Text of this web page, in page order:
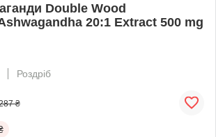
Double Wood
20:1 Extract 500 mg
Роздріб
₴